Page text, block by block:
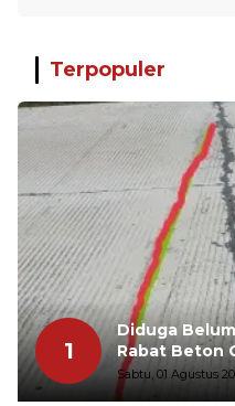
Terpopuler
1
Diduga
Rabat Beton
Sudah Pecah
Sabtu, 01 Agustus